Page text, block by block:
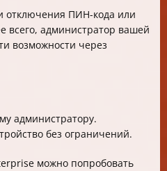
отключения ПИН-кода или
всего, администратор вашей
возможности через
администратору.
без ограничений.
можно попробовать